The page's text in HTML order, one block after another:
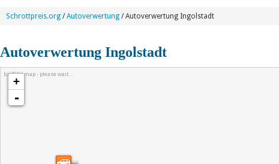
Schrottpreis.org /Autoverwertung / Autoverwertung Ingolstadt
Autoverwertung Ingolstadt
loading map - please wait...
+
-